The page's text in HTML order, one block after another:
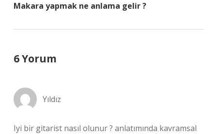
Makara yapmak ne anlama gelir ?
6 Yorum
Yıldız
Iyi bir gitarist nasıl olunur ? anlatımında kavramsal